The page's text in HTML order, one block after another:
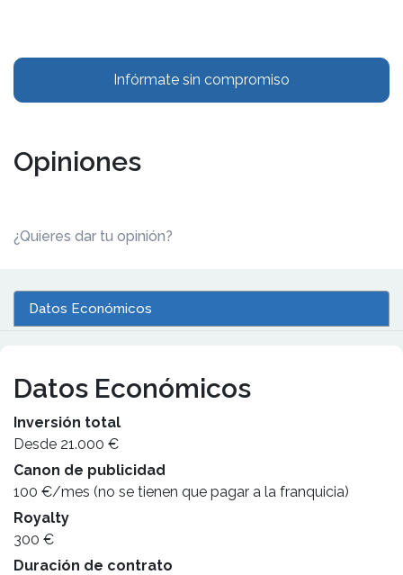
Infórmate sin compromiso
Opiniones
¿Quieres dar tu opinión?
Datos Económicos
Datos Económicos
Inversión total
Desde 21.000 €
Canon de publicidad
100 €/mes (no se tienen que pagar a la franquicia)
Royalty
300 €
Duración de contrato